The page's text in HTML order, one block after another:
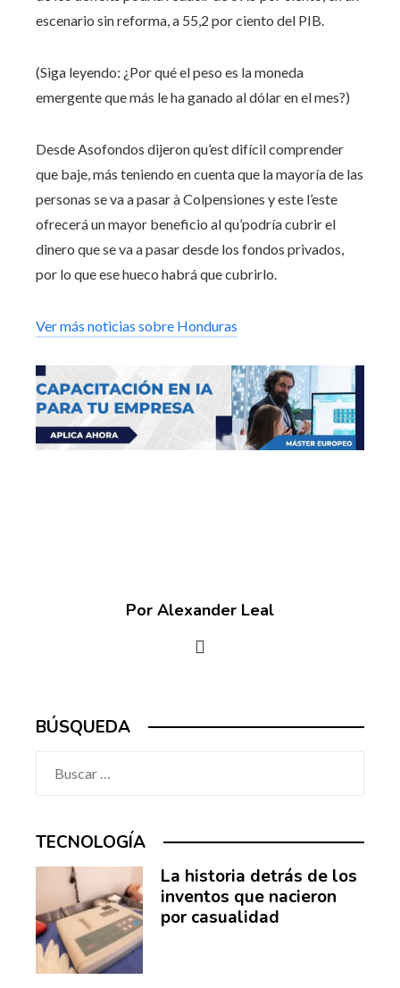
escenario sin reforma, a 55,2 por ciento del PIB.
(Siga leyendo: ¿Por qué el peso es la moneda
emergente que más le ha ganado al dólar en el mes?)
Desde Asofondos dijeron qu’est difícil comprender
que baje, más teniendo en cuenta que la mayoría de las
personas se va a pasar à Colpensiones y este l’este
ofrecerá un mayor beneficio al qu’podría cubrir el
dinero que se va a pasar desde los fondos privados,
por lo que ese hueco habrá que cubrirlo.
Ver más noticias sobre Honduras
Por Alexander Leal
BÚSQUEDA
TECNOLOGÍA
La historia detrás de los
inventos que nacieron
por casualidad